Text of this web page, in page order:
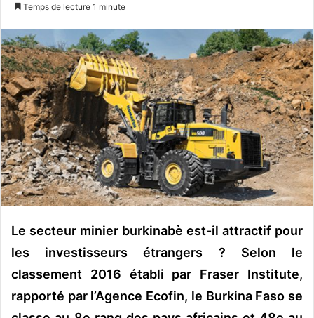
o
y
e
r
u
n
c
o
u
r
r
e
l
Temps de lecture 1 minute
Le secteur minier burkinabè est-il attractif pour
les investisseurs étrangers ? Selon le
classement 2016 établi par Fraser Institute,
rapporté par l’Agence Ecofin, le Burkina Faso se